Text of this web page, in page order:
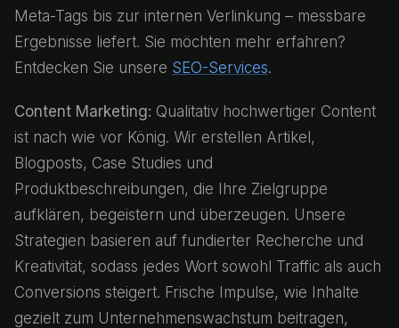
Meta-Tags bis zur internen Verlinkung – messbare
Ergebnisse liefert. Sie möchten mehr erfahren?
Entdecken Sie unsere SEO-Services.
Content Marketing: Qualitativ hochwertiger Content
ist nach wie vor König. Wir erstellen Artikel,
Blogposts, Case Studies und
Produktbeschreibungen, die Ihre Zielgruppe
aufklären, begeistern und überzeugen. Unsere
Strategien basieren auf fundierter Recherche und
Kreativität, sodass jedes Wort sowohl Traffic als auch
Conversions steigert. Frische Impulse, wie Inhalte
gezielt zum Unternehmenswachstum beitragen,